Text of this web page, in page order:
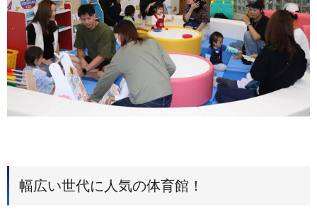
幅広い世代に人気の体育館！